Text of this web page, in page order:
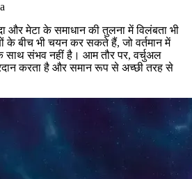
और मेटा के समाधान की तुलना में विलंबता भी
संभव नहीं है। आम तौर पर, वर्चुअल
करता है और समान रूप से अच्छी तरह से